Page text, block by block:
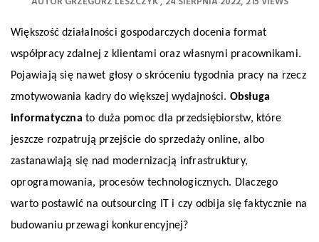
Większość działalności gospodarczych docenia format
współpracy zdalnej z klientami oraz własnymi pracownikami.
Pojawiają się nawet głosy o skróceniu tygodnia pracy na rzecz
zmotywowania kadry do większej wydajności. Obsługa
informatyczna to duża pomoc dla przedsiębiorstw, które
jeszcze rozpatrują przejście do sprzedaży online, albo
zastanawiają się nad modernizacją infrastruktury,
oprogramowania, procesów technologicznych. Dlaczego
warto postawić na outsourcing IT i czy odbija się faktycznie na
budowaniu przewagi konkurencyjnej?